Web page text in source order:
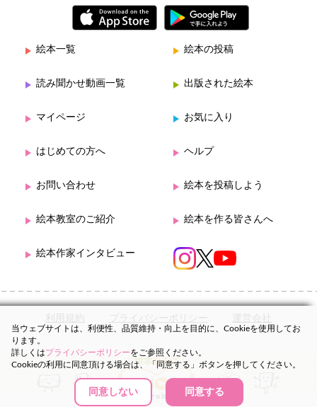
絵本一覧 絵本の投稿
読み聞かせ動画一覧 出版された絵本
マイページ お気に入り
はじめての方へ ヘルプ
お問い合わせ 絵本を投稿しよう
絵本教室のご紹介 絵本を作る皆さんへ
絵本作家インタビュー
利用規約 プライバシーポリシー 運営会社
当ウェブサイトは、利便性、品質維持・向上を目的に、Cookieを使用してお
ります。
詳しくはプライバシーポリシーをご参照ください。
Cookieの利用に同意頂ける場合は、「同意する」ボタンを押してください。
同意しない 同意する